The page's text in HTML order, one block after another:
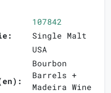
107842
Single Malt
USA
Bourbon
Barrels +
Madeira Wine